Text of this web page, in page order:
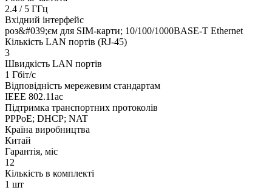
2.4 / 5 ГГц
Вхідний інтерфейс
роз&#039;єм для SIM-карти; 10/100/1000BASE-T Ethernet
Кількість LAN портів (RJ-45)
3
Швидкість LAN портів
1 Гбіт/с
Відповідність мережевим стандартам
IEEE 802.11ac
Підтримка транспортних протоколів
PPPoE; DHCP; NAT
Країна виробництва
Китай
Гарантія, міс
12
Кількість в комплекті
1 шт